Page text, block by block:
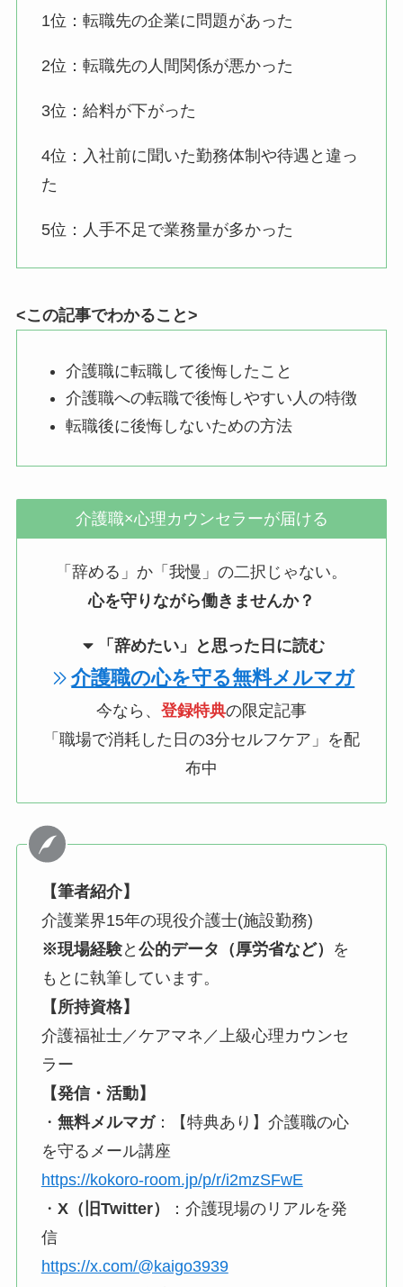
1位：転職先の企業に問題があった
2位：転職先の人間関係が悪かった
3位：給料が下がった
4位：入社前に聞いた勤務体制や待遇と違っ
た
5位：人手不足で業務量が多かった
<この記事でわかること>
介護職に転職して後悔したこと
介護職への転職で後悔しやすい人の特徴
転職後に後悔しないための方法
介護職×心理カウンセラーが届ける
「辞める」か「我慢」の二択じゃない。
心を守りながら働きませんか？
「辞めたい」と思った日に読む
介護職の心を守る無料メルマガ
今なら、 登録特典の限定記事
「職場で消耗した日の3分セルフケア」を配
布中
【筆者紹介】
介護業界15年の現役介護士(施設勤務)
※現場経験と 公的データ（厚労省など）
を
もとに執筆しています。
【所持資格】
介護福祉士／ケアマネ／上級心理カウンセ
ラー
【発信・活動】
・ 無料メルマガ：【特典あり】介護職の心
を守るメール講座
https://kokoro-room.jp/p/r/i2mzSFwE
・ X（旧Twitter）
：介護現場のリアルを発
信
https://x.com/@kaigo3939